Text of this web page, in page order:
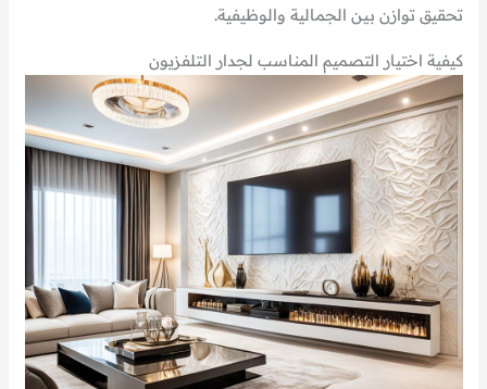
تحقيق توازن بين الجمالية والوظيفية.
كيفية اختيار التصميم المناسب لجدار التلفزيون